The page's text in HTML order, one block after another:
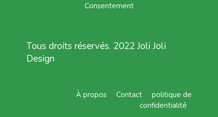
Consentement
Tous droits réservés. 2022 Joli Joli
Design
À propos Contact
politique de
confidentialité